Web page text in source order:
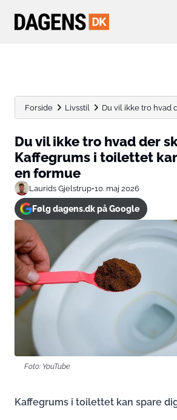
Forside Livsstil Du vil ikke tro hvad
Du vil ikke tro hvad der
Kaffegrums i toilettet
en formue
Laurids Gjelstrup•10. maj 2026
Følg dagens.dk på Google
Foto: YouTube
Kaffegrums i toilettet kan spare